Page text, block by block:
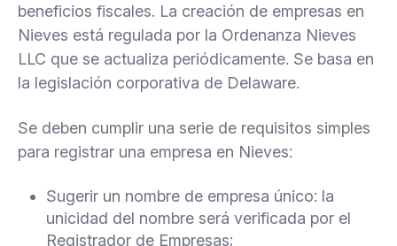
beneficios fiscales. La creación de empresas en
Nieves está regulada por la Ordenanza Nieves
LLC que se actualiza periódicamente. Se basa en
la legislación corporativa de Delaware.
Se deben cumplir una serie de requisitos simples
para registrar una empresa en Nieves:
Sugerir un nombre de empresa único: la
unicidad del nombre será verificada por el
Registrador de Empresas;